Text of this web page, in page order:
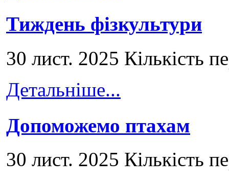
Тиждень фізкультури
30 лист. 2025 Кількість
Детальніше...
Допоможемо птахам
30 лист. 2025 Кількість